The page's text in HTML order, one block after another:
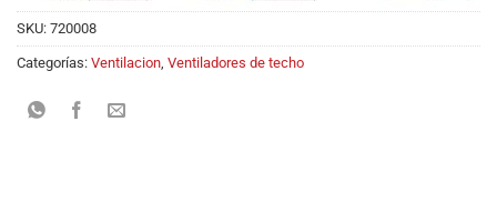
SKU: 720008
Categorías: Ventilacion Ventiladores de techo